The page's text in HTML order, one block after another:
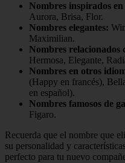
Nombres inspirados
Aurora, Brisa, Flor.
Nombres elegantes:
Maximilian.
Nombres relacionados
Hermosa, Elegante,
Nombres en otros
(Happy en francés),
en español).
Nombres famosos de
Figaro.
Recuerda que el nombre que
su personalidad y
perfecto para tu nuevo